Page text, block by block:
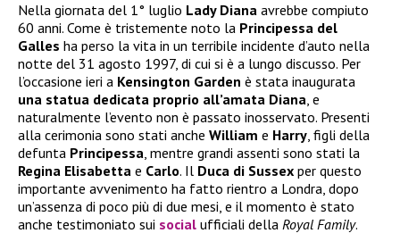
Nella giornata del 1° luglio Lady Diana avrebbe compiuto
60 anni. Come è tristemente noto la Principessa del
Galles ha perso la vita in un terribile incidente d’auto nella
notte del 31 agosto 1997, di cui si è a lungo discusso. Per
l’occasione ieri a Kensington Garden è stata inaugurata
una statua dedicata proprio all’amata Diana, e
naturalmente l’evento non è passato inosservato. Presenti
alla cerimonia sono stati anche William e Harry, figli della
defunta Principessa, mentre grandi assenti sono stati la
Regina Elisabetta e Carlo. Il Duca di Sussex per questo
importante avvenimento ha fatto rientro a Londra, dopo
un’assenza di poco più di due mesi, e il momento è stato
anche testimoniato sui social ufficiali della Royal Family.